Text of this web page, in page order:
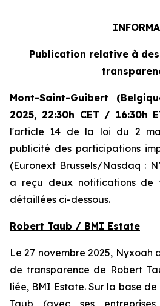
Publication relative à
Mont-Saint-Guibert
2025, 22:30h CET / 16:30h
l'article 14 de la loi du 2
publicité des participations
(Euronext Brussels/Nasdaq :
a reçu deux notifications de
détaillées ci-dessous.
Robert Taub / BMI Estate
Le 27 novembre 2025, Nyxoah
de transparence de Robert
liée, BMI Estate. Sur la base
Taub (avec ses